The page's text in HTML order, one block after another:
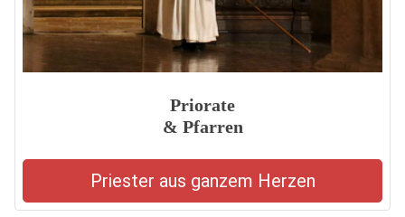
Priorate
& Pfarren
Priester aus ganzem Herzen